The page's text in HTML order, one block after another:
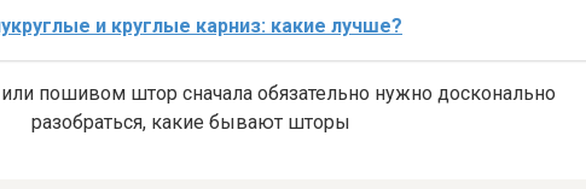
и круглые карниз: какие лучше?